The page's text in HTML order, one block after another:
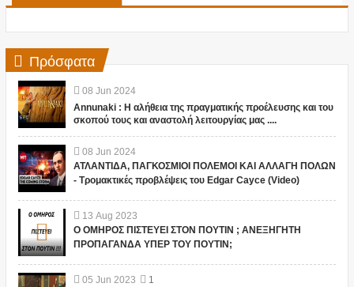
Πρόσφατα
08 Jun 2024
Annunaki : Η αλήθεια της πραγματικής προέλευσης και του
σκοπού τους και αναστολή λειτουργίας μας ....
08 Jun 2024
ΑΤΛΑΝΤΙΔΑ, ΠΑΓΚΟΣΜΙΟΙ ΠΟΛΕΜΟΙ ΚΑΙ ΑΛΛΑΓΗ ΠΟΛΩΝ
- Τρομακτικές προβλέψεις του Edgar Cayce (Video)
13 Aug 2023
Ο ΟΜΗΡΟΣ ΠΙΣΤΕΥΕΙ ΣΤΟΝ ΠΟΥΤΙΝ ; ΑΝΕΞΗΓΗΤΗ
ΠΡΟΠΑΓΑΝΔΑ ΥΠΕΡ ΤΟΥ ΠΟΥΤΙΝ;
05 Jun 2023
1